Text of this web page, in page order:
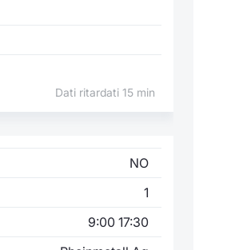
Dati ritardati 15 min
NO
1
9:00 17:30